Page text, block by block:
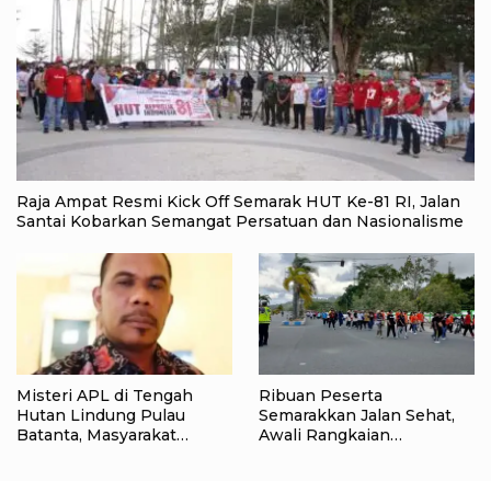
Raja Ampat Resmi Kick Off Semarak HUT Ke-81 RI, Jalan
Santai Kobarkan Semangat Persatuan dan Nasionalisme
Misteri APL di Tengah
Hutan Lindung Pulau
Batanta, Masyarakat
Ribuan Peserta
Semarakkan Jalan Sehat,
Awali Rangkaian